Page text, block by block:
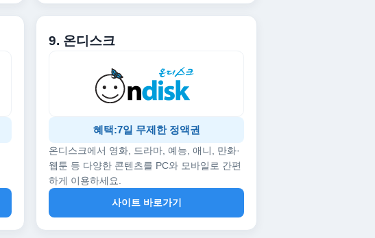
9. 온디스크
혜택:7일 무제한 정액권
온디스크에서 영화, 드라마, 예능, 애니, 만화·
웹툰 등 다양한 콘텐츠를 PC와 모바일로 간편
하게 이용하세요.
사이트 바로가기